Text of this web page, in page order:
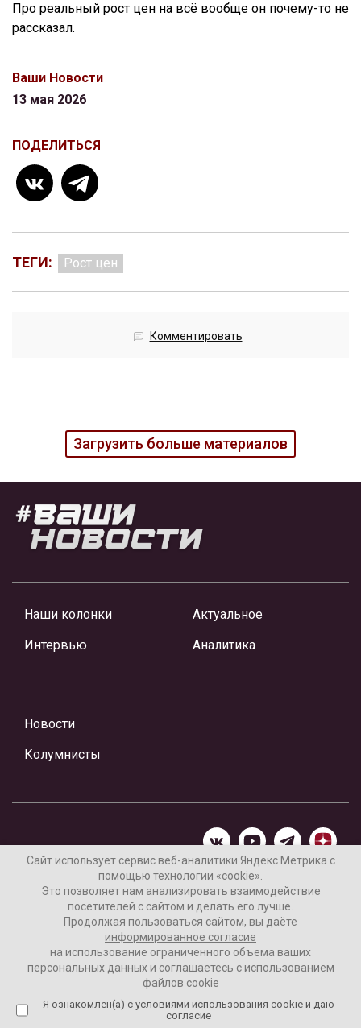
Про реальный рост цен на всё вообще он почему-то не
рассказал.
Ваши Новости
13 мая 2026
ПОДЕЛИТЬСЯ
ТЕГИ: Рост цен
Комментировать
Загрузить больше материалов
Наши колонки
Интервью
Актуальное
Аналитика
Новости
Колумнисты
Материалы предоставлены редакцией Интернет-газеты
«Ваши новости»
Нашли ошибку? Выделите ее и нажмите Ctrl+Enter
Согласие пользователя на обработку данных
Сайт использует сервис веб-аналитики Яндекс Метрика с
помощью технологии «cookie».
Это позволяет нам анализировать взаимодействие
посетителей с сайтом и делать его лучше.
Продолжая пользоваться сайтом, вы даёте
информированное согласие
на использование ограниченного объема ваших
персональных данных и соглашаетесь с использованием
файлов cookie
Я ознакомлен(а) с условиями использования cookie и даю
согласие